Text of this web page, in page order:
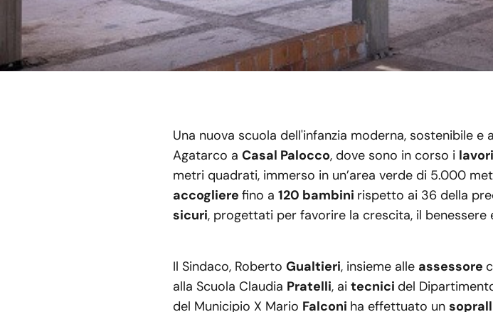
Una nuova scuola dell'infanzia moderna, sostenibile e
Agatarco a Casal Palocco, dove sono in corso i lavori
metri quadrati, immerso in un’area verde di 5.000
accogliere fino a 120 bambini rispetto ai 36 della
sicuri, progettati per favorire la crescita, il benessere
Il Sindaco, Roberto Gualtieri, insieme alle assessore
alla Scuola Claudia Pratelli, ai tecnici del
del Municipio X Mario Falconi ha effettuato un